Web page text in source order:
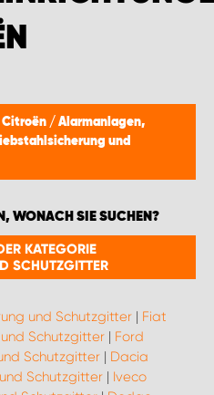
Citroën / Alarmanlagen,
und
WONACH SIE SUCHEN?
KATEGORIE
SCHUTZGITTER
und Schutzgitter | Fiat
Schutzgitter | Ford
Schutzgitter | Dacia
Schutzgitter| Iveco